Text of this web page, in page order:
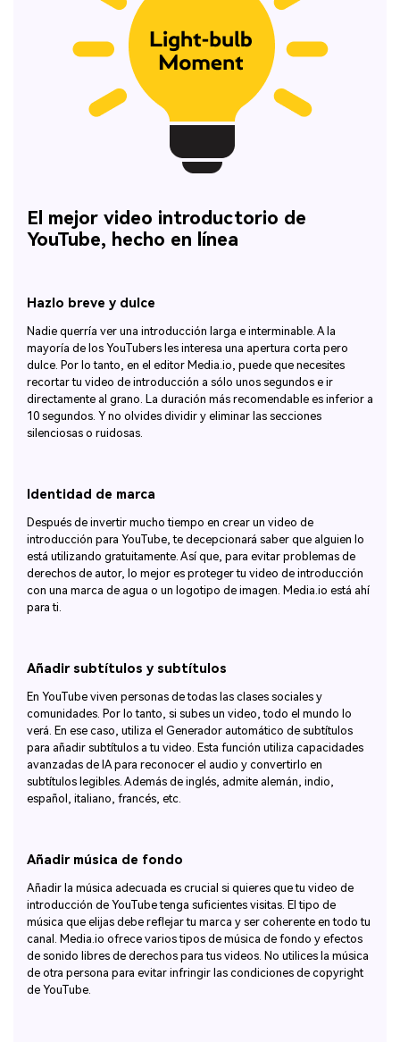
El mejor video introductorio de
YouTube, hecho en línea
Hazlo breve y dulce
Nadie querría ver una introducción larga e interminable. A la
mayoría de los YouTubers les interesa una apertura corta pero
dulce. Por lo tanto, en el editor Media.io, puede que necesites
recortar tu video de introducción a sólo unos segundos e ir
directamente al grano. La duración más recomendable es inferior a
10 segundos. Y no olvides dividir y eliminar las secciones
silenciosas o ruidosas.
Identidad de marca
Después de invertir mucho tiempo en crear un video de
introducción para YouTube, te decepcionará saber que alguien lo
está utilizando gratuitamente. Así que, para evitar problemas de
derechos de autor, lo mejor es proteger tu video de introducción
con una marca de agua o un logotipo de imagen. Media.io está ahí
para ti.
Añadir subtítulos y subtítulos
En YouTube viven personas de todas las clases sociales y
comunidades. Por lo tanto, si subes un video, todo el mundo lo
verá. En ese caso, utiliza el Generador automático de subtítulos
para añadir subtítulos a tu video. Esta función utiliza capacidades
avanzadas de IA para reconocer el audio y convertirlo en
subtítulos legibles. Además de inglés, admite alemán, indio,
español, italiano, francés, etc.
Añadir música de fondo
Añadir la música adecuada es crucial si quieres que tu video de
introducción de YouTube tenga suficientes visitas. El tipo de
música que elijas debe reflejar tu marca y ser coherente en todo tu
canal. Media.io ofrece varios tipos de música de fondo y efectos
de sonido libres de derechos para tus videos. No utilices la música
de otra persona para evitar infringir las condiciones de copyright
de YouTube.